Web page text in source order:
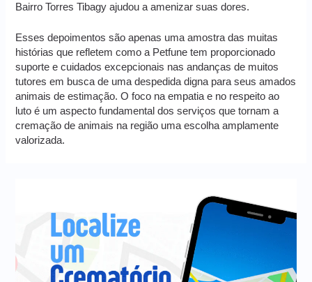
Bairro Torres Tibagy ajudou a amenizar suas dores.
Esses depoimentos são apenas uma amostra das muitas
histórias que refletem como a Petfune tem proporcionado
suporte e cuidados excepcionais nas andanças de muitos
tutores em busca de uma despedida digna para seus amados
animais de estimação. O foco na empatia e no respeito ao
luto é um aspecto fundamental dos serviços que tornam a
cremação de animais na região uma escolha amplamente
valorizada.